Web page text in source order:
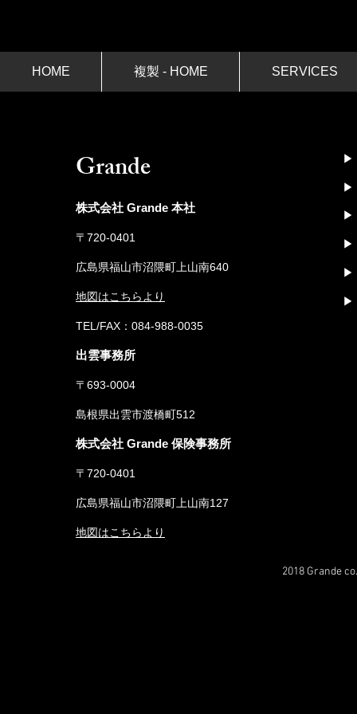
HOME 複製 - HOME SERVICES
​Grande
株式会社 Grande 本社
〒720-0401
広島県福山市沼隈町上山南640
地図はこちらより
​TEL/FAX：084-988-0035
出雲事務所
〒693-0004
島根県出雲市渡橋町512
株式会社 Grande 保険事務所
〒720-0401
広島県福山市沼隈町上山南127
地図はこちらより
▶︎
​▶︎
▶︎
​▶︎
▶︎
▶︎
2018 Grande